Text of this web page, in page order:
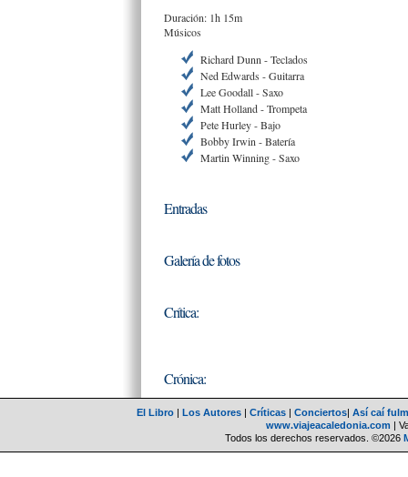
Duración: 1h 15m
Músicos
Richard Dunn - Teclados
Ned Edwards - Guitarra
Lee Goodall - Saxo
Matt Holland - Trompeta
Pete Hurley - Bajo
Bobby Irwin - Batería
Martin Winning - Saxo
Entradas
Galería de fotos
Crítica:
Crónica:
El Libro | Los Autores | Críticas | Conciertos| Así caí
www.viajeacaledonia.com |
Todos los derechos reservados. ©2026